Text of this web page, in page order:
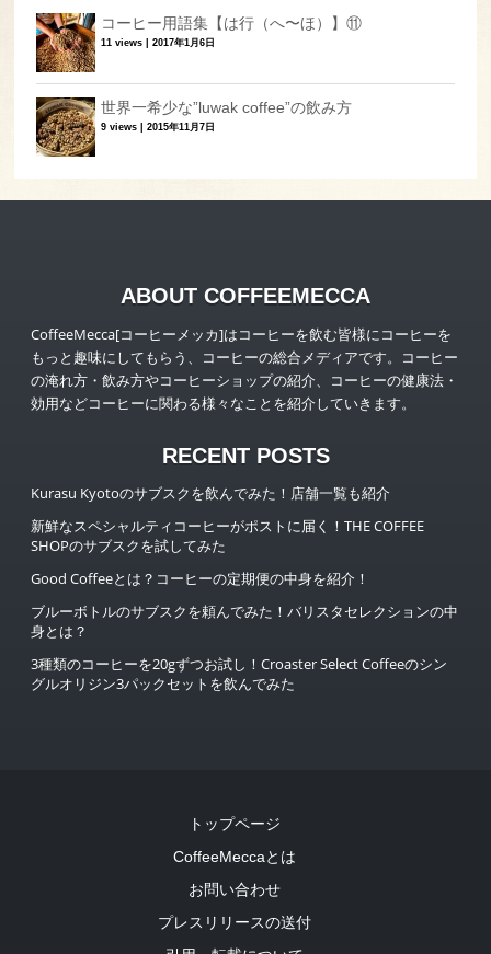
コーヒー用語集【は行（へ〜ほ）】⑪
11 views |2017年1月6日
世界一希少な”luwak coffee”の飲み方
9 views |2015年11月7日
ABOUT COFFEEMECCA
CoffeeMecca[コーヒーメッカ]はコーヒーを飲む皆様にコーヒーを
もっと趣味にしてもらう、コーヒーの総合メディアです。コーヒー
の淹れ方・飲み方やコーヒーショップの紹介、コーヒーの健康法・
効用などコーヒーに関わる様々なことを紹介していきます。
RECENT POSTS
Kurasu Kyotoのサブスクを飲んでみた！店舗一覧も紹介
新鮮なスペシャルティコーヒーがポストに届く！THE COFFEE
SHOPのサブスクを試してみた
Good Coffeeとは？コーヒーの定期便の中身を紹介！
ブルーボトルのサブスクを頼んでみた！バリスタセレクションの中
身とは？
3種類のコーヒーを20gずつお試し！Croaster Select Coffeeのシン
グルオリジン3パックセットを飲んでみた
トップページ
CoffeeMeccaとは
お問い合わせ
プレスリリースの送付